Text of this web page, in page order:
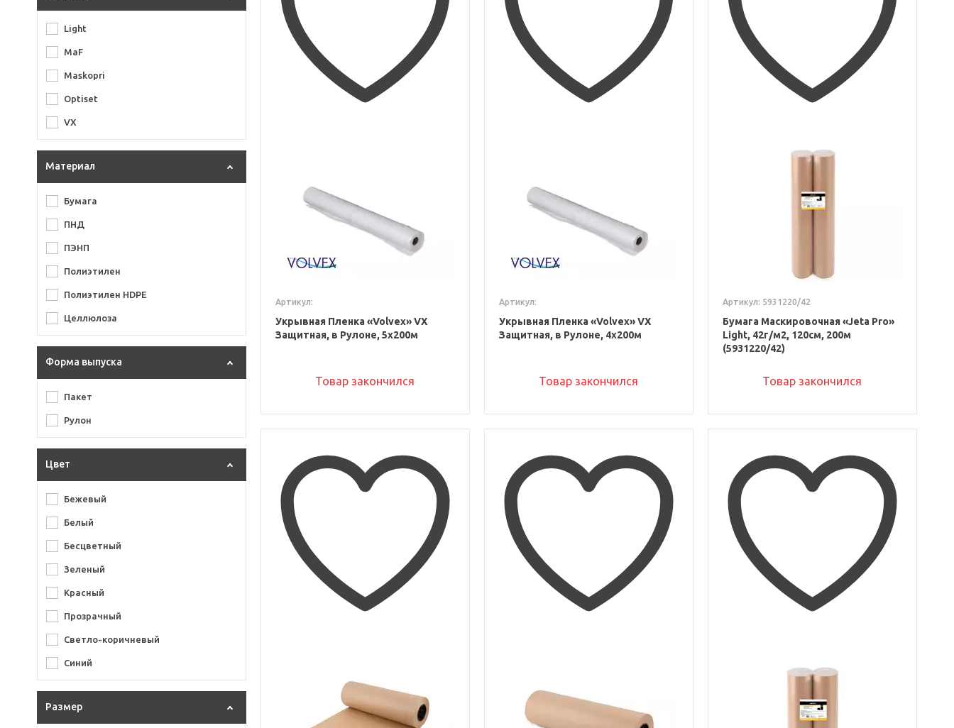
Light
MaF
Maskopri
Optiset
VX
Материал
Бумага
ПНД
ПЭНП
Полиэтилен
Полиэтилен HDPE
Целлюлоза
Форма выпуска
Пакет
Рулон
Цвет
Бежевый
Белый
Бесцветный
Зеленый
Красный
Прозрачный
Светло-коричневый
Синий
Размер
Артикул:
Укрывная Пленка «Volvex» VX
Защитная, в Рулоне, 5x200м
Товар закончился
Артикул:
Укрывная Пленка «Volvex» VX
Защитная, в Рулоне, 4x200м
Товар закончился
Артикул: 5931220/42
Бумага Маскировочная «Jeta Pro»
Light, 42г/м2, 120см, 200м
(5931220/42)
Товар закончился